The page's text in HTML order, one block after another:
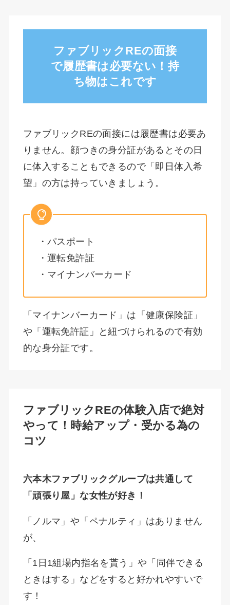
ファブリックREの面接
で履歴書は必要ない！持
ち物はこれです
ファブリックREの面接には履歴書は必要あ
りません。顔つきの身分証があるとその日
に体入することもできるので「即日体入希
望」の方は持っていきましょう。
・パスポート
・運転免許証
・マイナンバーカード
「マイナンバーカード」は「健康保険証」
や「運転免許証」と紐づけられるので有効
的な身分証です。
ファブリックREの体験入店で絶対
やって！時給アップ・受かる為の
コツ
六本木ファブリックグループは共通して
「頑張り屋」な女性が好き！
「ノルマ」や「ペナルティ」はありません
が、
「1日1組場内指名を貰う」や「同伴できる
ときはする」などをすると好かれやすいで
す！